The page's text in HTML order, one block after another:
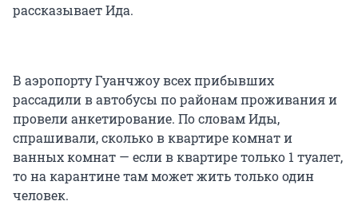
рассказывает Ида.
В аэропорту Гуанчжоу всех прибывших
рассадили в автобусы по районам проживания и
провели анкетирование. По словам Иды,
спрашивали, сколько в квартире комнат и
ванных комнат — если в квартире только 1 туалет,
то на карантине там может жить только один
человек.